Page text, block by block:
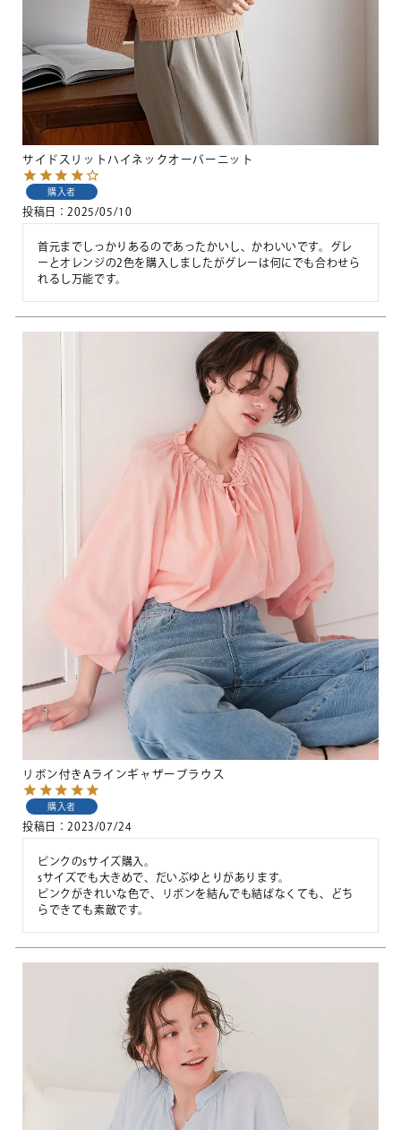
サイドスリットハイネックオーバーニット
購入者
投稿日 2025/05/10
首元までしっかりあるのであったかいし、かわいいです。グレ
ーとオレンジの2色を購入しましたがグレーは何にでも合わせら
れるし万能です。
リボン付きAラインギャザーブラウス
購入者
投稿日 2023/07/24
ピンクのsサイズ購入。
sサイズでも大きめで、だいぶゆとりがあります。
ピンクがきれいな色で、リボンを結んでも結ばなくても、どち